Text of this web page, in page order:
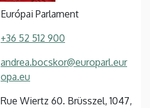
Európai Parlament
+36 52 512 900
andrea.bocskor@europarl.eur
opa.eu
Rue Wiertz 60. Brüsszel, 1047,